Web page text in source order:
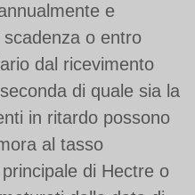
e
o entro
dal ricevimento
di quale sia la
in ritardo possono
al tasso
di Hectre o